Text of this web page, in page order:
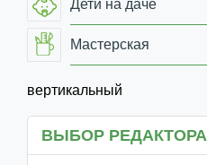
Дети на даче
Мастерская
вертикальный
ВЫБОР РЕДАКТОРА